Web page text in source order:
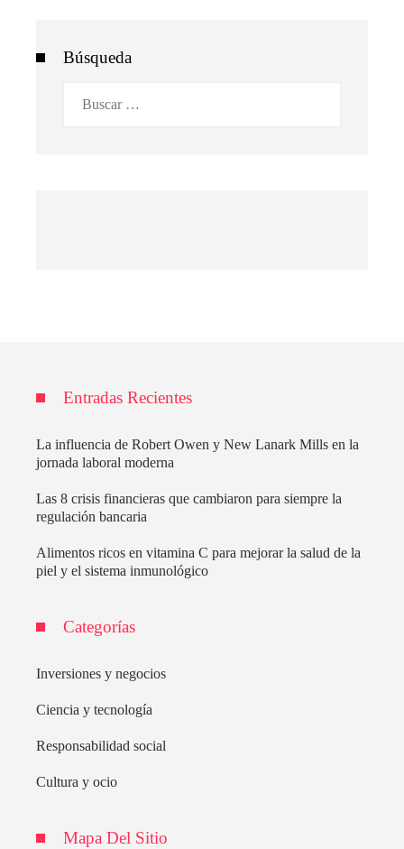
Búsqueda
Entradas Recientes
La influencia de Robert Owen y New Lanark Mills en la
jornada laboral moderna
Las 8 crisis financieras que cambiaron para siempre la
regulación bancaria
Alimentos ricos en vitamina C para mejorar la salud de la
piel y el sistema inmunológico
Categorías
Inversiones y negocios
Ciencia y tecnología
Responsabilidad social
Cultura y ocio
Mapa Del Sitio